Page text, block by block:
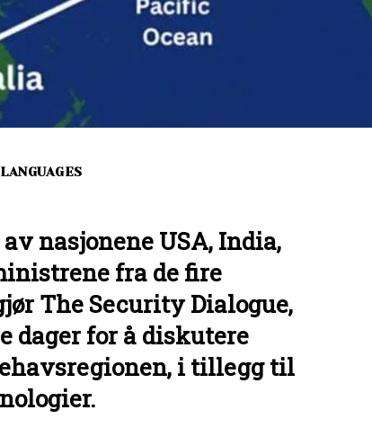
nasjonene USA, India,
fra de fire
The Security Dialogue,
dager for å diskutere
i tillegg til